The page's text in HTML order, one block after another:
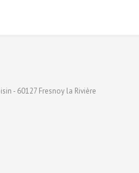
- 60127 Fresnoy la Rivière